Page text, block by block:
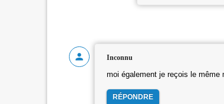
Inconnu
moi également je reçois le même
RÉPONDRE